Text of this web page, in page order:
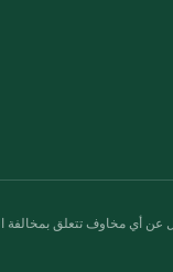
عن أي مخاوف تتعلق بمخالفة